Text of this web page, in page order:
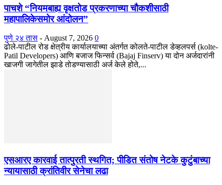
पाचशे “नियमबाह्य वृक्षतोड प्रकरणाच्या चौकशीसाठी
महापालिकेसमोर आंदोलन”
पुणे २४ तास - August 7, 2026 0
ढोले-पाटील रोड क्षेत्रीय कार्यालयाच्या अंतर्गत कोलते-पाटील डेव्हलपर्स (kolte-
Patil Developers) आणि बजाज फिन्सर्व (Bajaj Finserv) या दोन अर्जदारांनी
खाजगी जागेतील झाडे तोडण्यासाठी अर्ज केले होते,...
एसआरए कारवाई तात्पुरती स्थगित; पीडित संतोष नेटके कुटुंबाच्या
न्यायासाठी क्रांतिवीर सेनेचा लढा